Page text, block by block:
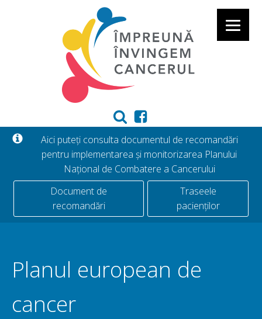
Aici puteți consulta documentul de recomandări
pentru implementarea și monitorizarea Planului
Național de Combatere a Cancerului
Document de
recomandări
Traseele
pacienților
Planul european de
cancer